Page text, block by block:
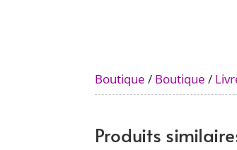
Boutique / Boutique /
Produits